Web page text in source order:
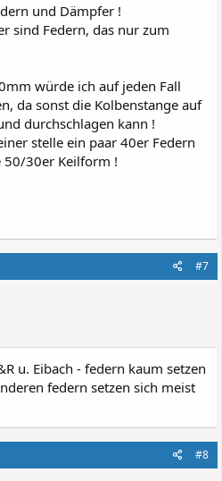
und Dämpfer !
sind Federn, das nur zum
würde ich auf jeden Fall
da sonst die Kolbenstange auf
durchschlagen kann !
stelle ein paar 40er Federn
50/30er Keilform !
#7
u. Eibach - federn kaum setzen
federn setzen sich meist
#8